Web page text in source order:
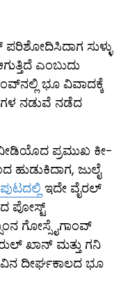
ಸುಳ್ಳು
ಎಂಬುದು
ಭೂ ವಿವಾದಕ್ಕೆ
ನಡುವೆ ನಡೆದ
ಪ್ರಮುಖ ಕೀ-
ಜುಲೈ
ಇದೇ ವೈರಲ್
ಪೋಸ್ಟ್
ಗೋಸ್ಸೈಗಾಂವ್
ಖಾನ್ ಮತ್ತು ಗನಿ
ದೀರ್ಘಕಾಲದ ಭೂ